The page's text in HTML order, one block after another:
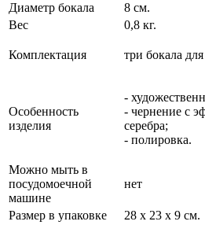
Диаметр бокала
8 см.
Вес
0,8 кг.
Комплектация три бокала
Особенность
изделия
-
- чернение с
серебра;
- полировка.
Можно мыть в
посудомоечной
машине
нет
Размер в упаковке
28 х 23 х 9 см.